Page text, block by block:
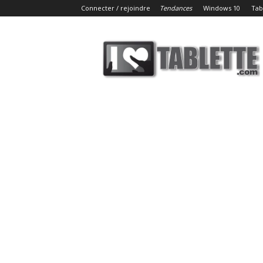
Connecter / rejoindre Tendances Windows 10